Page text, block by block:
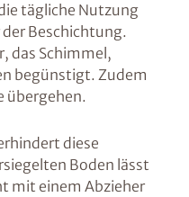
tägliche Nutzung
Beschichtung.
das Schimmel,
begünstigt. Zudem
übergehen.
diese
Boden lässt
mit einem Abzieher